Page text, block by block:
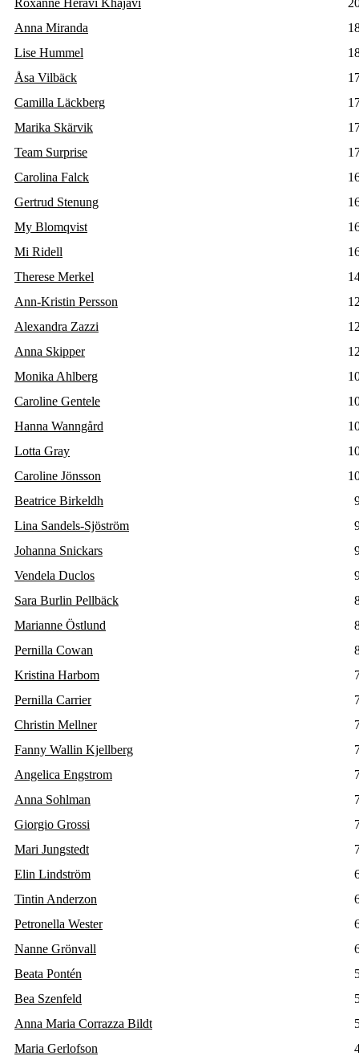
Roxanne Heravi Khajavi
Anna Miranda
Lise Hummel
Åsa Vilbäck
Camilla Läckberg
Marika Skärvik
Team Surprise
Carolina Falck
Gertrud Stenung
My Blomqvist
Mi Ridell
Therese Merkel
Ann-Kristin Persson
Alexandra Zazzi
Anna Skipper
Monika Ahlberg
Caroline Gentele
Hanna Wanngård
Lotta Gray
Caroline Jönsson
Beatrice Birkeldh
Lina Sandels-Sjöström
Johanna Snickars
Vendela Duclos
Sara Burlin Pellbäck
Marianne Östlund
Pernilla Cowan
Kristina Harbom
Pernilla Carrier
Christin Mellner
Fanny Wallin Kjellberg
Angelica Engstrom
Anna Sohlman
Giorgio Grossi
Mari Jungstedt
Elin Lindström
Tintin Anderzon
Petronella Wester
Nanne Grönvall
Beata Pontén
Bea Szenfeld
Anna Maria Corrazza Bildt
Maria Gerlofson